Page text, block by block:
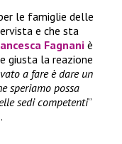
le famiglie delle
e che sta
Fagnaniè
giusta la reazione
a fare è dare un
speriamo possa
sedi competenti”